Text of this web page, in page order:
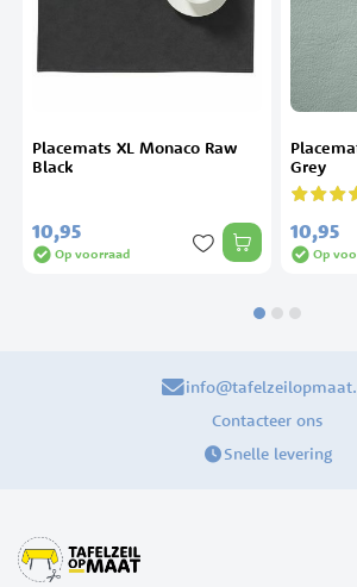
Placemats XL Monaco Raw
Black
10,95
Op voorraad
Grey
10,95
Op
Contacteer ons
Snelle levering